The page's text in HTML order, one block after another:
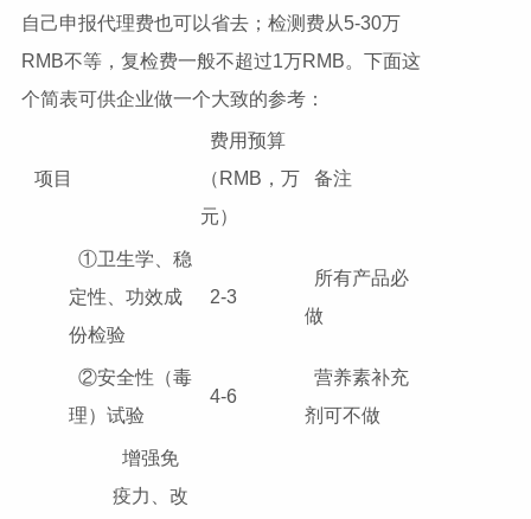
自己申报代理费也可以省去；检测费从5-30万
RMB不等，复检费一般不超过1万RMB。下面这
个简表可供企业做一个大致的参考：
项目
费用预算
（RMB，万
元）
备注
①卫生学、稳
定性、功效成
份检验
2-3
所有产品必
做
②安全性（毒
理）试验
4-6
营养素补充
剂可不做
增强免
疫力、改